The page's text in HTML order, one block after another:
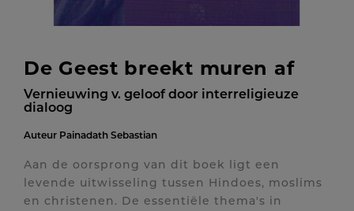
De Geest breekt muren af
Vernieuwing v. geloof door interreligieuze
dialoog
Auteur Painadath Sebastian
Aan de oorsprong van dit boek ligt een
levende uitwisseling tussen Hindoes, moslims
en christenen. De essentiële thema's in